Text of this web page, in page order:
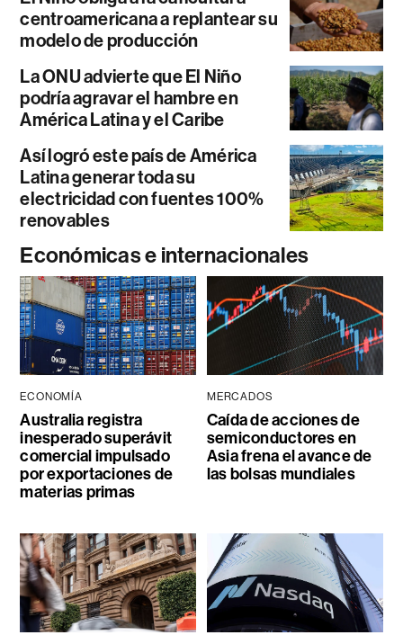
centroamericana a replantear su
modelo de producción
La ONU advierte que El Niño
podría agravar el hambre en
América Latina y el Caribe
Así logró este país de América
Latina generar toda su
electricidad con fuentes 100%
renovables
Económicas e internacionales
ECONOMÍA
Australia registra
inesperado superávit
comercial impulsado
por exportaciones de
materias primas
MERCADOS
Caída de acciones de
semiconductores en
Asia frena el avance de
las bolsas mundiales